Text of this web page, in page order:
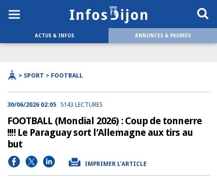
ACTUS & INFOS ANNONCES & PROMOS
> SPORT > FOOTBALL
30/06/2026 02:05 5143 LECTURES
FOOTBALL (Mondial 2026) : Coup de tonnerre
!!!! Le Paraguay sort l’Allemagne aux tirs au
but
IMPRIMER L'ARTICLE